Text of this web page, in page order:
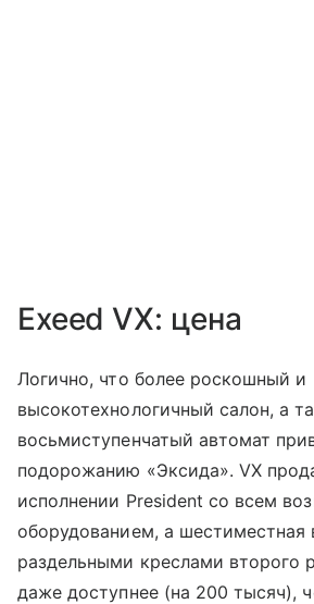
Exeed VX: цена
Логично, что более роскошный и
высокотехнологичный салон, а
восьмиступенчатый автомат
подорожанию «Эксида». VX
исполнении President со всем
оборудованием, а шестиместная
раздельными креслами второго
даже доступнее (на 200 тысяч),